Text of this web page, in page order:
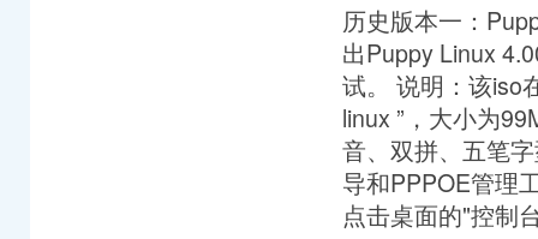
历史版本一：
出Puppy Linux
试。 说明：该iso
linux ”，大小为
音、双拼、五笔
导和PPPOE管理
点击桌面的"控制